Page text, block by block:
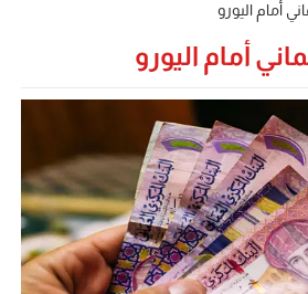
أمام اليورو
أمام اليورو